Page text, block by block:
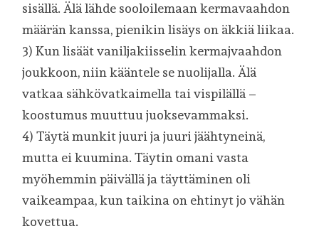
sisällä. Älä lähde sooloilemaan kermavaahdon
määrän kanssa, pienikin lisäys on äkkiä liikaa.
3) Kun lisäät vaniljakiisselin kermajvaahdon
joukkoon, niin kääntele se nuolijalla. Älä
vatkaa sähkövatkaimella tai vispilällä –
koostumus muuttuu juoksevammaksi.
4) Täytä munkit juuri ja juuri jäähtyneinä,
mutta ei kuumina. Täytin omani vasta
myöhemmin päivällä ja täyttäminen oli
vaikeampaa, kun taikina on ehtinyt jo vähän
kovettua.